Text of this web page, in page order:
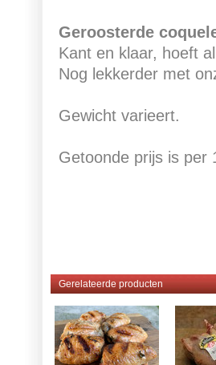
Geroosterde
Kant en klaar, hoeft
Nog lekkerder met
Gewicht varieert.
Getoonde prijs is per
Gerelateerde producten